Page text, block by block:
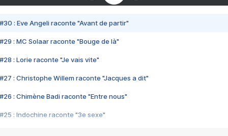
#30 : Eve Angeli raconte "Avant de partir"
#29 : MC Solaar raconte "Bouge de là"
#28 : Lorie raconte "Je vais vite"
#27 : Christophe Willem raconte "Jacques a dit"
#26 : Chimène Badi raconte "Entre nous"
#25 : Indochine raconte "3e sexe"